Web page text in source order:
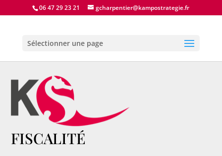
06 47 29 23 21 gcharpentier@kampostrategie.fr
Sélectionner une page
FISCALITÉ